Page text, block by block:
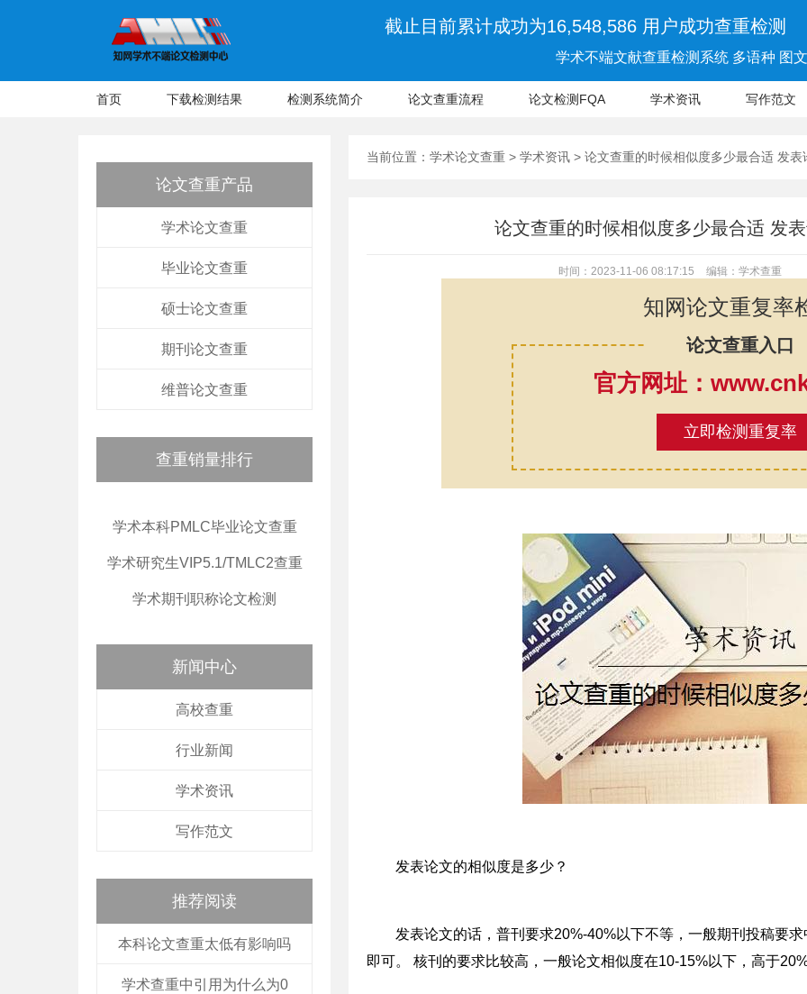
截止目前累计成功为16,548,586 用户成功查重检测
学术不端文献查重检测系统 多语种 图
首页 下载检测结果 检测系统简介 论文查重流程 论文检测FQA 学术资讯 写作范文
论文查重产品
学术论文查重
毕业论文查重
硕士论文查重
期刊论文查重
维普论文查重
查重销量排行
学术本科PMLC毕业论文查重
学术研究生VIP5.1/TMLC2查重
学术期刊职称论文检测
新闻中心
高校查重
行业新闻
学术资讯
写作范文
推荐阅读
本科论文查重太低有影响吗
学术查重中引用为什么为0
当前位置： 学术论文查重 > 学术资讯 > 论文查重的时候相似度多少最合适 发
论文查重的时候相似度多少最合适 发
时间：2023-11-06 08:17:15 编辑：学术查重
知网论文重复率
论文查重入口
官方网址：
立即检测重复率
发表论文的相似度是多少？
发表论文的话，普刊要求20%-40%以下不等，一般期刊投稿要
即可。 核刊的要求比较高，一般论文相似度在10-15%以下，高于